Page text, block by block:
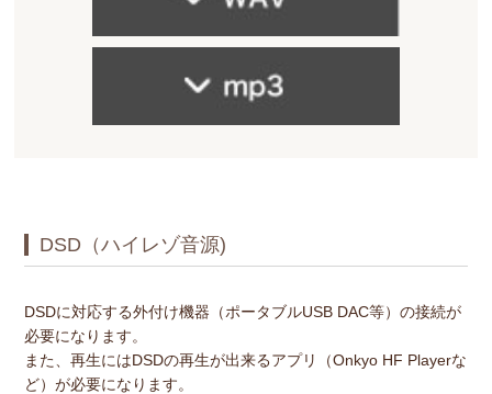
DSD（ハイレゾ音源)
DSDに対応する外付け機器（ポータブルUSB DAC等）の接続が
必要になります。
また、再生にはDSDの再生が出来るアプリ（Onkyo HF Playerな
ど）が必要になります。